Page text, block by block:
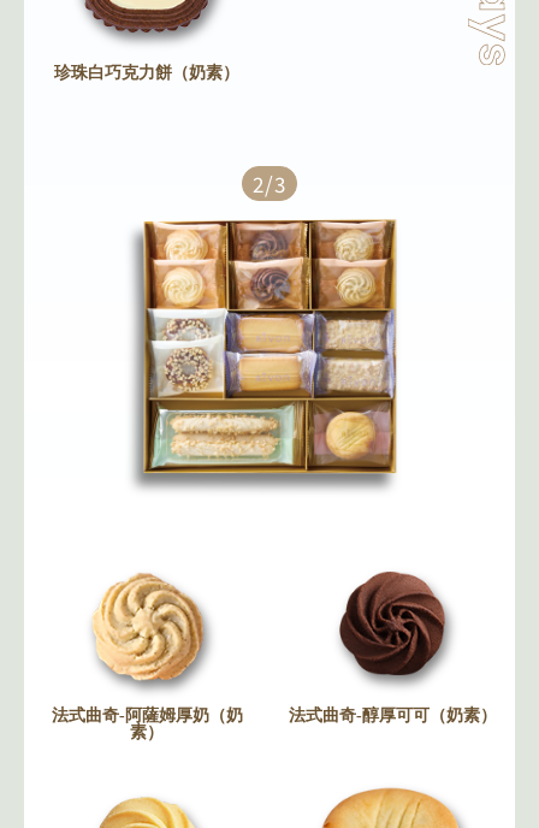
珍珠白巧克力餅（奶素）
2/3
法式曲奇-阿薩姆厚奶（奶
素）
法式曲奇-醇厚可可（奶素）